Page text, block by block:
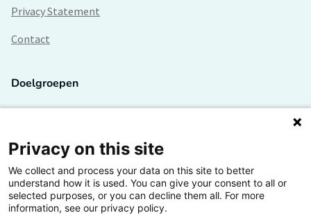
Privacy Statement
Contact
Doelgroepen
Lectoren en onderzoekers
Bedrijven
Hogescholen
Privacy on this site
We collect and process your data on this site to better
understand how it is used. You can give your consent to all or
selected purposes, or you can decline them all. For more
information, see our privacy policy.